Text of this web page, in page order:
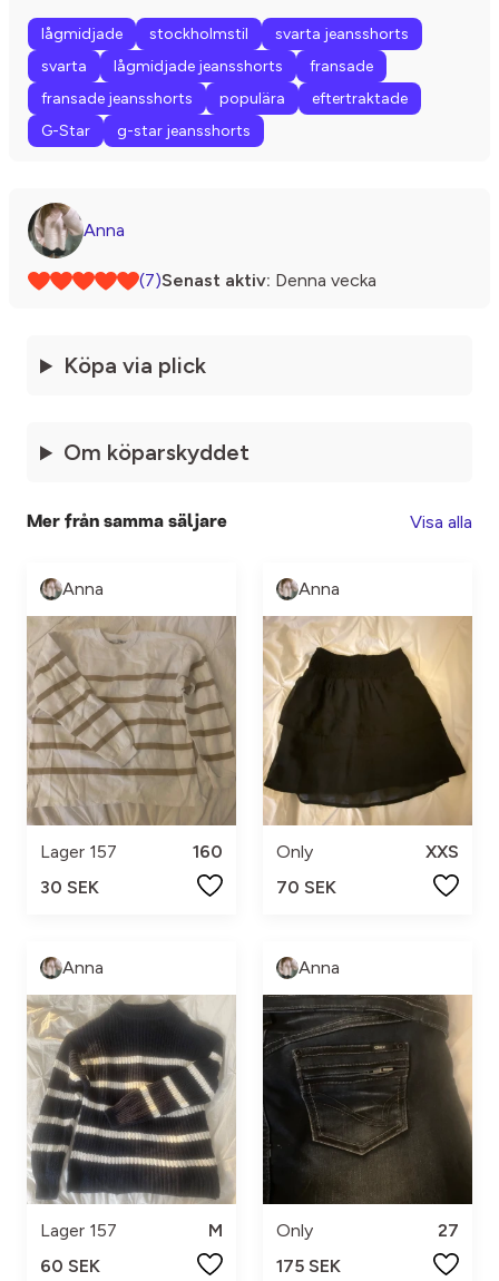
lågmidjade stockholmstil
svarta jeansshorts
svarta
lågmidjade jeansshorts
fransade
fransade jeansshorts
populära
eftertraktade
G-Star
g-star jeansshorts
Anna
(7)Senast aktiv: Denna vecka
Köpa via plick
Om köparskyddet
Mer från samma säljare Visa alla
Anna
Lager 157
160
30 SEK
Anna
Only
XXS
70 SEK
Anna
Lager 157
M
60 SEK
Anna
Only
27
175 SEK